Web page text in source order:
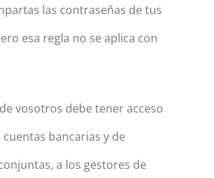
las contraseñas de tus
esa regla no se aplica con
vosotros debe tener acceso
bancarias y de
a los gestores de